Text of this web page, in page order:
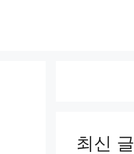
최신 글